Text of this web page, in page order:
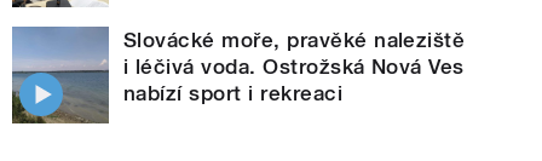
Slovácké moře, pravěké naleziště
i léčivá voda. Ostrožská Nová Ves
nabízí sport i rekreaci